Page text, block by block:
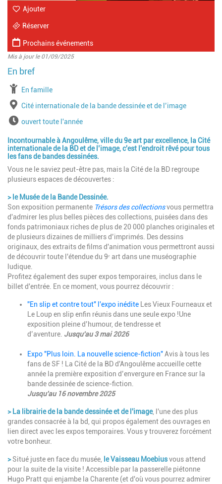
Ajouter
Réserver
Prochains événements
Mis à jour le 01/09/2025
à partir de
En famille
Lieu
Cité internationale de la bande dessinée et de l’image
Horairesouvert toute l'année
Incontournable à Angoulême, ville du 9e art par excellence, la Cité
internationale de la BD et de l’image, c'est l'endroit rêvé pour tous
les fans de bandes dessinées.
Vous ne le saviez peut-être pas, mais la Cité de la BD regroupe
plusieurs espaces de découvertes :
> le Musée de la Bande Dessinée.
Son exposition permanente Trésors des collectionsvous permettra
d'admirer les plus belles pièces des collections, puisées dans des
fonds patrimoniaux riches de plus de 20 000 planches originales et
de plusieurs dizaines de milliers d’imprimés. Des dessins
originaux, des extraits de films d'animation vous permettront aussi
de découvrir toute l'étendue du 9ᵉ art dans une muséographie
ludique.
Profitez également des super expos temporaires, inclus dans le
billet d'entrée. En ce moment, vous pourrez découvrir :
"En slip et contre tout" l'expo inédite
Les Vieux Fourneaux et
Le Loup en slip enfin réunis dans une seule expo !Une
exposition pleine d’humour, de tendresse et
d’aventure. Jusqu'au 3 mai 2026
Expo "Plus loin. La nouvelle science-fiction"Avis à tous les
fans de SF ! La Cité de la BD d'Angoulême accueille cette
année la première exposition d’envergure en France sur la
bande dessinée de science-fiction.
Jusqu'au 16 novembre 2025
> La librairie de la bande dessinée et de l'image, l'une des plus
grandes consacrée à la bd, qui propos également des ouvrages en
lien direct avec les expos temporaires. Vous y trouverez forcément
votre bonheur.
>Situé juste en face du musée, leVaisseau Moebiusvous attend
pour la suite de la visite ! Accessible par la passerelle piétonne
Hugo Pratt qui enjambe la Charente (et d'où vous pourrez admirer